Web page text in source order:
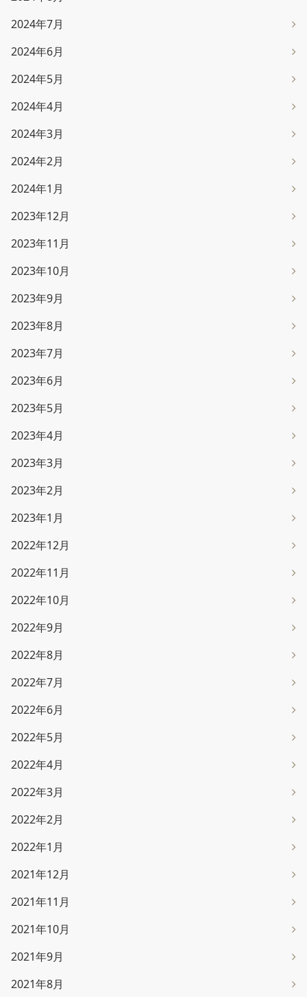
2024年7月
2024年6月
2024年5月
2024年4月
2024年3月
2024年2月
2024年1月
2023年12月
2023年11月
2023年10月
2023年9月
2023年8月
2023年7月
2023年6月
2023年5月
2023年4月
2023年3月
2023年2月
2023年1月
2022年12月
2022年11月
2022年10月
2022年9月
2022年8月
2022年7月
2022年6月
2022年5月
2022年4月
2022年3月
2022年2月
2022年1月
2021年12月
2021年11月
2021年10月
2021年9月
2021年8月